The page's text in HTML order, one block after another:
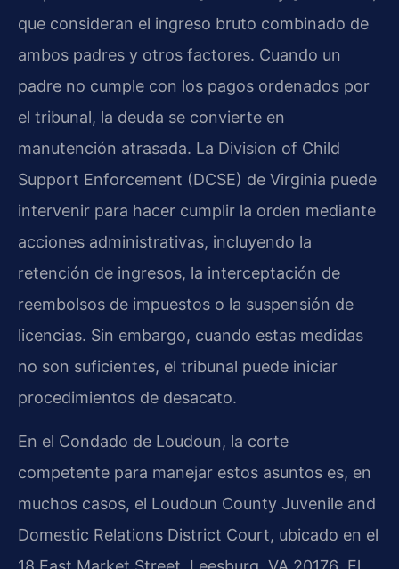
que consideran el ingreso bruto combinado de
ambos padres y otros factores. Cuando un
padre no cumple con los pagos ordenados por
el tribunal, la deuda se convierte en
manutención atrasada. La Division of Child
Support Enforcement (DCSE) de Virginia puede
intervenir para hacer cumplir la orden mediante
acciones administrativas, incluyendo la
retención de ingresos, la interceptación de
reembolsos de impuestos o la suspensión de
licencias. Sin embargo, cuando estas medidas
no son suficientes, el tribunal puede iniciar
procedimientos de desacato.
En el Condado de Loudoun, la corte
competente para manejar estos asuntos es, en
muchos casos, el Loudoun County Juvenile and
Domestic Relations District Court, ubicado en el